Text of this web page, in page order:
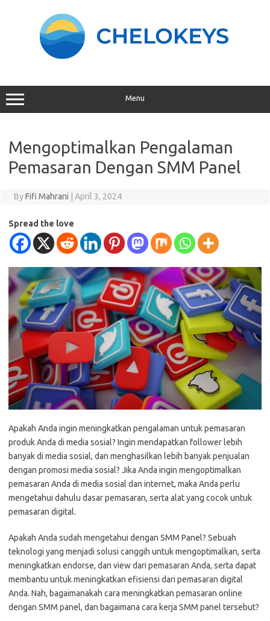
Menu
Mengoptimalkan Pengalaman
Pemasaran Dengan SMM Panel
ByFifi Mahrani April 3, 2024
Spread the love
Apakah Anda ingin meningkatkan pengalaman untuk pemasaran
produk Anda di media sosial? Ingin mendapatkan follower lebih
banyak di media sosial, dan menghasilkan lebih banyak penjualan
dengan promosi media sosial? Jika Anda ingin mengoptimalkan
pemasaran Anda di media sosial dan internet, maka Anda perlu
mengetahui dahulu dasar pemasaran, serta alat yang cocok untuk
pemasaran digital.
Apakah Anda sudah mengetahui dengan SMM Panel? Sebuah
teknologi yang menjadi solusi canggih untuk mengoptimalkan, serta
meningkatkan endorse, dan view dari pemasaran Anda, serta dapat
membantu untuk meningkatkan efisiensi dari pemasaran digital
Anda. Nah, bagaimanakah cara meningkatkan pemasaran online
dengan SMM panel, dan bagaimana cara kerja SMM panel tersebut?